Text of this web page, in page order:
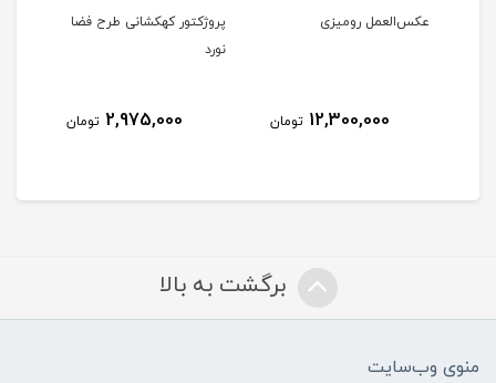
عکس‌العمل رومیزی
12,300,000 تومان
پروژکتور کهکشانی طرح فضا
نورد
2,975,000 تومان
برگشت به بالا
منوی وب‌سایت